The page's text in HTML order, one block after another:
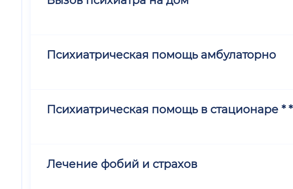
Психиатрическая помощь амбулаторно
Психиатрическая помощь в стационаре * *
Лечение фобий и страхов